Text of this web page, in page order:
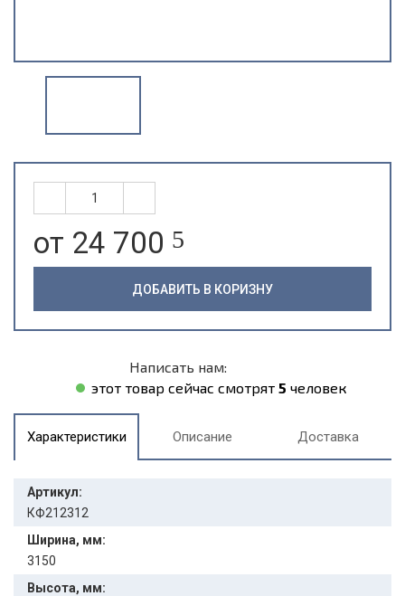
от 24 700 5
ДОБАВИТЬ В КОРИЗНУ
Написать нам:
этот товар сейчас смотрят 5 человек
Характеристики Описание Доставка
Артикул:
КФ212312
Ширина, мм:
3150
Высота, мм: